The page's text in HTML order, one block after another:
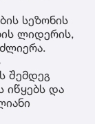
სეზონის
ლიდერის,
შემდეგ
იწყებს და